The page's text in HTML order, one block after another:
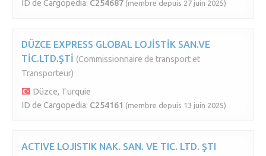
ID de Cargopedia: C254687 (membre depuis 27 juin 2025)
DÜZCE EXPRESS GLOBAL LOJİSTİK SAN.VE
TİC.LTD.ŞTİ (Commissionnaire de transport et
Transporteur)
Düzce, Turquie
ID de Cargopedia: C254161 (membre depuis 13 juin 2025)
ACTIVE LOJISTIK NAK. SAN. VE TIC. LTD. ŞTI